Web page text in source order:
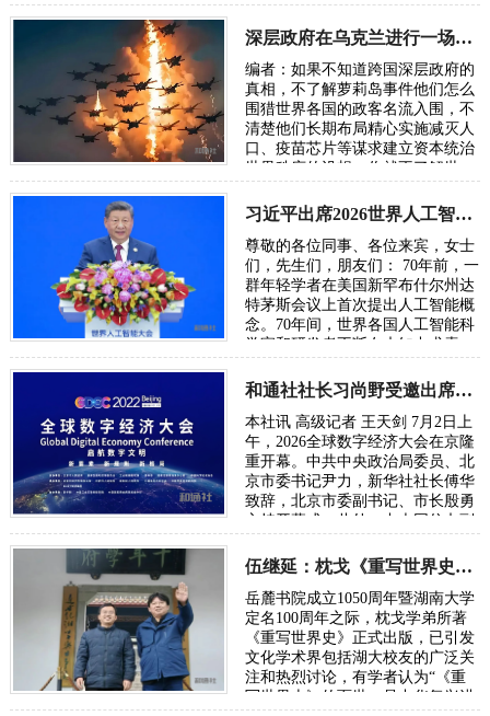
算清楚。因为…
深层政府在乌克兰进行一场“地狱级大实验”，骗了全世界
编者：如果不知道跨国深层政府的
真相，不了解萝莉岛事件他们怎么
围猎世界各国的政客名流入围，不
清楚他们长期布局精心实施减灭人
口、疫苗芯片等谋求建立资本统治
世界秩序的设想，你就不了解世
眼联盟国家…
习近平出席2026世界人工智能大会呼吁携手构建公正合理的全球人工智能治理体系
尊敬的各位同事、各位来宾，女士
们，先生们，朋友们： 70年前，一
群年轻学者在美国新罕布什尔州达
特茅斯会议上首次提出人工智能概
念。70年间，世界各国人工智能科
学家和研发者不断在未知中求索、
年后，…
和通社社长习尚野受邀出席2026年全球数字经济大会
本社讯 高级记者 王天剑 7月2日上
午，2026全球数字经济大会在京隆
重开幕。中共中央政治局委员、北
京市委书记尹力，新华社社长傅华
致辞，北京市委副书记、市长殷勇
主持开幕式。此外，中央网信办副
国家发…
伍继延：枕戈《重写世界史》献礼湖大百周年校庆
岳麓书院成立1050周年暨湖南大学
定名100周年之际，枕戈学弟所著
《重写世界史》正式出版，已引发
文化学术界包括湖大校友的广泛关
注和热烈讨论，有学者认为“《重
写世界史》的面世，是中华复兴进